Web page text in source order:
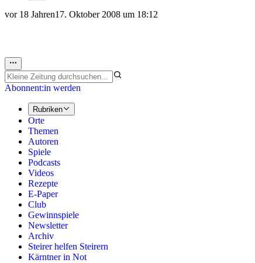
vor 18 Jahren17. Oktober 2008 um 18:12
Abonnent:in werden
Rubriken
Orte
Themen
Autoren
Spiele
Podcasts
Videos
Rezepte
E-Paper
Club
Gewinnspiele
Newsletter
Archiv
Steirer helfen Steirern
Kärntner in Not